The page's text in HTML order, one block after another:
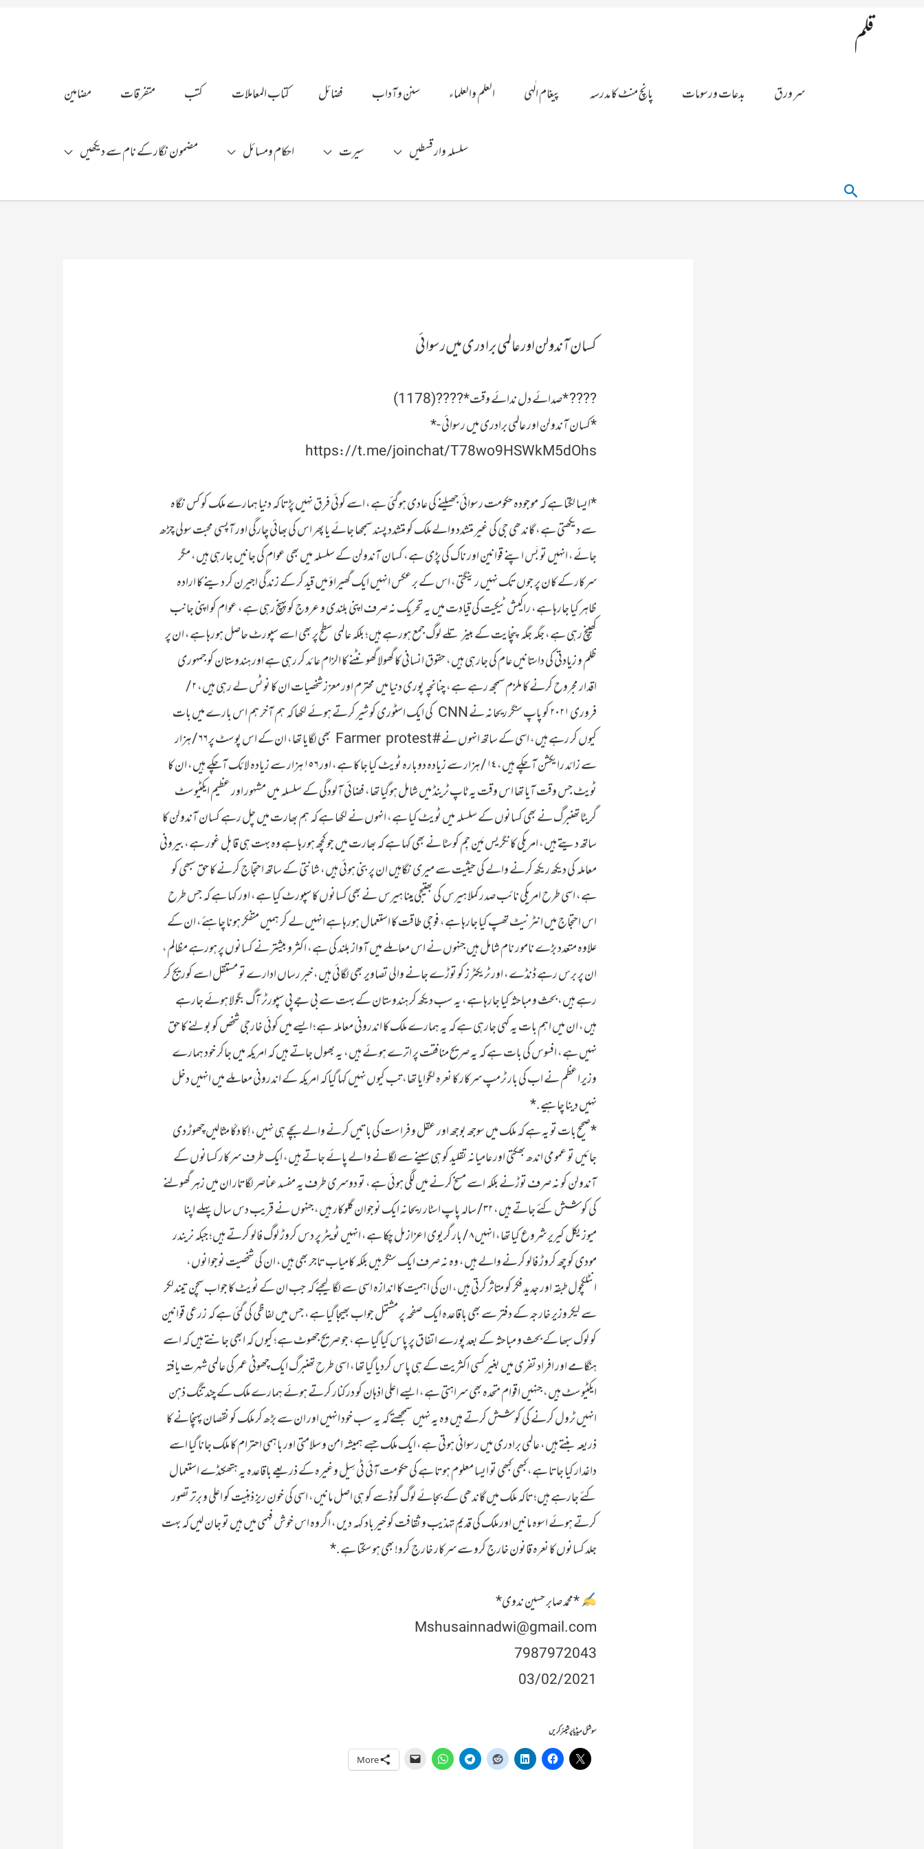
قلم
سر ورق بدعات ورسومات پانچ منٹ کا مدرسہ پیغام الٰہی العلم والعلماء سنن وآداب فضائل کتاب المعاملات کتب متفرقات مضامین
سلسلہ وار قسطیں سیرت احکام ومسائل مضمون نگار کے نام سے دیکھیں
تلاش
کسان آندولن اور عالمی برادری میں رسوائی
???? *صدائے دل ندائے وقت*????(1178)
*کسان آندولن اور عالمی برادری میں رسوائی -*
https://t.me/joinchat/T78wo9HSWkM5dOhs
*ایسا لگتا ہے کہ موجودہ حکومت رسوائی جھیلنے کی عادی ہوگئی ہے، اسے کوئی فرق نہیں پڑتا کہ دنیا ہمارے ملک کو کس نگاہ
سے دیکھتی ہے، گاندھی جی کی غیر متشدد والے ملک کو متشدد پسند سمجھا جائے یا پھر اس کی بھائی چارگی اور آپسی محبت سولی چڑھ
جائے، انہیں تو بَس اپنے قوانین اور ناک کی پڑی ہے، کسان آندولن کے سلسلہ میں بھی عوام کی جانیں جارہی ہیں، مگر
سرکار کے کان پر جوں تک نہیں رینگتی، اس کے برعکس انہیں ایک گھیراؤ میں قید کر کے زندگی اجیرن کر دینے کا ارادہ
ظاہر کیا جارہا ہے، راکیش ٹیکیت کی قیادت میں یہ تحریک نہ صرف اپنی بلندی و عروج کو پہنچ رہی ہے، عوام کو اپنی جانب
کھینچ رہی ہے، جگہ جگہ پنچایت کے بینر تلے لوگ جمع ہورہے ہیں؛ بلکہ عالمی سطح پر بھی اسے سپورٹ حاصل ہورہا ہے، ان پر
ظلم و زیادتی کی داستانیں عام کی جارہی ہیں، حقوق انسانی کا گھولا گھونٹنے کا الزام عائد کر رہی ہے اور ہندوستان کو جمہوری
اقدار مجروح کرنے کا ملزم سمجھ رہے ہے، چنانچہ پوری دنیا میں محترم اور معزز شخصیات ان کا نوٹس لے رہی ہیں، ٢/
فروری ٢٠٢١ کو پاپ سنگر ریحانہ نے CNN کی ایک اسٹوری کو شیر کرتے ہوئے لکھا کہ ہم آخر ہم اس بارے میں بات
کیوں کر رہے ہیں، اسی کے ساتھ انہوں نے #Farmer protest بھی لگایا تھا، ان کے اس پوسٹ پر ٦٦/ ہزار
سے زائد رایکشن آچکے ہیں، ١٤/ ہزار سے زیادہ دوبارہ ٹویٹ کیا جا کا ہے، اور ١٥٦ ہزار سے زیادہ لائک آچکے ہیں، ان کا
ٹویٹ جس وقت آیا تھا اس وقت یہ ٹاپ ٹرینڈ میں شامل ہوگیا تھا، فضائی آلودگی کے سلسلہ میں مشہور اور عظیم ایکٹیوسٹ
گریٹا تھنبرگ نے بھی کسانوں کے سلسلہ میں ٹویٹ کیا ہے، انہوں نے لکھا ہے کہ ہم بھارت میں چل رہے کسان آندولن کا
ساتھ دیتے ہیں، امریکی کانگریس مَین جِم کوسٹا نے بھی کہا ہے کہ بھارت میں جو کچھ ہورہا ہے وہ بہت ہی قابل غور ہے، بیرونی
معاملہ کی دیکھ ریکھ کرنے والے کی حیثیت سے میری نگاہیں ان پر بنی ہوئی ہیں، شانتی کے ساتھ احتجاج کرنے کا حق سبھی کو
ہے، اسی طرح امریکی نائب صدر کملا ہیرس کی بھتیجی مِینا ہیرس نے بھی کسانوں کا سپورٹ کیا ہے، اور کہا ہے کہ جس طرح
اس احتجاج میں انٹرنیٹ تھپ کیا جارہا ہے، فوجی طاقت کا استعمال ہورہا ہے انہیں لے کر ہمیں متفکر ہونا چاہئے، ان کے
علاوہ متعدد بڑے نامور نام شامل ہیں جنہوں نے اس معاملے میں آواز بلند کی ہے، اکثر و بیشتر نے کسانوں پر ہورہے مظالم،
ان پر برس رہے ڈنڈے، اور ٹریکٹرز کو توڑے جانے والی تصاویر بھی لگائی ہیں، خبر رساں ادارے تو مستقل اسے کوریج کر
رہے ہیں، بحث و مباحثہ کیا جارہا ہے، یہ سب دیکھ کر ہندوستان کے بہت سے بی جے پی سپورٹر آگ بگولا ہوئے جارہے
ہیں، ان میں اہم بات یہ کہی جارہی ہے کہ یہ ہمارے ملک کا اندرونی معاملہ ہے؛ ایسے میں کوئی خارجی شخص کو بولنے کا حق
نہیں ہے، افسوس کی بات ہے کہ یہ صریح منافقت پر اترے ہوئے ہیں، یہ بھول جاتے ہیں کہ امریکہ میں جاکر خود ہمارے
وزیر اعظم نے اب کی بار ٹرمپ سرکار کا نعرہ لگوایا تھا، تب کیوں نہیں کہا گیا کہ امریکہ کے اندرونی معاملے میں انہیں دخل
نہیں دینا چاہیے.*
*صحیح بات تو یہ ہے کہ ملک میں سوجھ بوجھ اور عقل و فراست کی باتیں کرنے والے بچے ہی نہیں، اِکا دکّا مثالیں چھوڑ دی
جائیں تو عمومی اندھ بھکتی اور عامیانہ تقلید کو ہی سینے سے لگانے والے پائے جاتے ہیں، ایک طرف سرکار کسانوں کے
آندولن کو نہ صرف توڑنے بلکہ اسے مسخ کرنے میں لگی ہوئی ہے، تو دوسری طرف یہ مفسد عناصر لگاتار ان میں زہر گھولنے
کی کوشش کئے جاتے ہیں، ٣٢/ سالہ پاپ اسٹار ریحانہ ایک نوجوان گلوکار ہیں، جنہوں نے قریب دس سال پہلے اپنا
میوزیکل کیریر شروع کیا تھا، انہیں ٨/ بار گریوی اعزاز مل چکا ہے، انہیں ٹویٹر پر دس کروڑ لوگ فالو کرتے ہیں؛ جبکہ نریندر
مودی کو چھ کروڑ فالو کرنے والے ہیں، وہ نہ صرف ایک سنگر ہیں بلکہ کامیاب تاجر بھی ہیں، ان کی شخصیت نوجوانوں،
انٹلکچول طبقہ اور جدید فکر کو متاثر کرتی ہیں، ان کی اہمیت کا اندازہ اسی سے لگا لیجئے کہ جب ان کے ٹویٹ کا جواب سچن تیندلکر
سے لیکر وزیر خارجہ کے دفتر سے بھی باقاعدہ ایک صفحہ پر مشتمل جواب بھیجا گیا ہے، جس میں لفاظی کی گئی ہے کہ زرعی قوانین
کو لوک سبھا کے بحث و مباحثہ کے بعد پورے اتفاق پر پاس کیا گیا ہے، جو صریح جھوٹ ہے؛ کیوں کہ ابھی جانتے ہیں کہ اسے
ہنگامے اور افراد تفری میں بغیر کسی اکثریت کے ہی پاس کردیا گیا تھا، اسی طرح تھنبرگ ایک چھوٹی عمر کی عالمی شہرت یافتہ
ایکٹیوسٹ ہیں، جنہیں اقوام متحدہ بھی سراہتی ہے، ایسے اعلی اذہان کو درکنار کرتے ہوئے ہمارے ملک کے چند تنگ ذہن
انہیں ٹرول کرنے کی کوشش کرتے ہیں وہ یہ نہیں سمجھتے کہ یہ سب خود انہیں اور ان سے بڑھ کر ملک کو نقصان پہنچانے کا
ذریعہ بنتے ہیں، عالمی برادری میں رسوائی ہوتی ہے، ایک ملک جسے ہمیشہ امن و سلامتی اور باہمی احترام کا ملک جانا گیا اسے
داغدار کیا جاتا ہے، کبھی کبھی تو ایسا معلوم ہوتا ہے کی حکومت آئی ٹی سِیل وغیرہ کے ذریعے باقاعدہ یہ ہتھکنڈے استعمال
کئے جارہے ہیں؛ تاکہ ملک میں گاندھی کے بجائے لوگ گوڈسے کو ہی اصل مانیں، اسی کی خون ریز ذہنیت کو اعلی و برتر تصور
کرتے ہوئے اسوہ مانیں اور ملک کی قدیم تہذیب و ثقافت کو خیر باد کہہ دیں، اگر وہ اس خوش فہمی میں ہیں تو جان لیں کہ بہت
جلد کسانوں کا نعرہ قانون خارج کرو سے سرکار خارج کرو! بھی ہوسکتا ہے.*
*محمد صابر حسین ندوی*
Mshusainnadwi@gmail.com
7987972043
03/02/2021
سوشل میڈیا پر شیئر کریں
More